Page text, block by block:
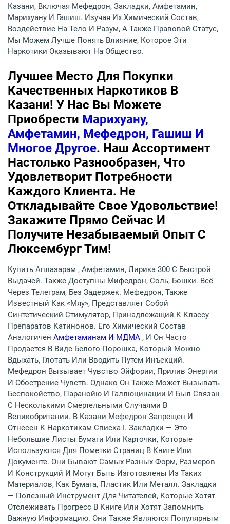
Казани, Включая Мефедрон, Закладки, Амфетамин,
Марихуану И Гашиш. Изучая Их Химический Состав,
Воздействие На Тело И Разум, А Также Правовой Статус,
Мы Можем Лучше Понять Влияние, Которое Эти
Наркотики Оказывают На Общество.
Лучшее Место Для Покупки
Качественных Наркотиков В
Казани! У Нас Вы Можете
Приобрести Марихуану,
Амфетамин, Мефедрон, Гашиш И
Многое Другое. Наш Ассортимент
Настолько Разнообразен, Что
Удовлетворит Потребности
Каждого Клиента. Не
Откладывайте Свое Удовольствие!
Закажите Прямо Сейчас И
Получите Незабываемый Опыт С
Люксембург Тим!
Купить Аплазарам , Амфетамин, Лирика 300 С Быстрой
Выдачей. Также Доступны Мифедрон, Соль, Бошки. Всё
Через Телеграм, Без Задержек. Мефедрон, Также
Известный Как «мяу», Представляет Собой
Синтетический Стимулятор, Принадлежащий К Классу
Препаратов Катинонов. Его Химический Состав
Аналогичен Амфетаминам И МДМА , И Он Часто
Продается В Виде Белого Порошка, Который Можно
Вдыхать, Глотать Или Вводить Путем Инъекций.
Мефедрон Вызывает Чувство Эйфории, Прилив Энергии
И Обострение Чувств. Однако Он Также Может Вызывать
Беспокойство, Паранойю И Галлюцинации И Был Связан
С Несколькими Смертельными Случаями В
Великобритании. В Казани Мефедрон Запрещен И
Отнесен К Наркотикам Списка I. Закладки — Это
Небольшие Листы Бумаги Или Карточки, Которые
Используются Для Пометки Страниц В Книге Или
Документе. Они Бывают Самых Разных Форм, Размеров
И Конструкций И Могут Быть Изготовлены Из Таких
Материалов, Как Бумага, Пластик Или Металл. Закладки
— Полезный Инструмент Для Читателей, Которые Хотят
Отслеживать Прогресс В Книге Или Хотят Запомнить
Важную Информацию. Они Также Являются Популярным